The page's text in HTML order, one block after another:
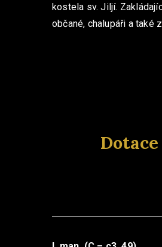
kostela sv. Jiljí.
občané, chalupáři a také